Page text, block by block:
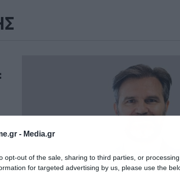
- Media.gr
opt-out of the sale, sharing to third parties, or
for targeted advertising by us, please use the